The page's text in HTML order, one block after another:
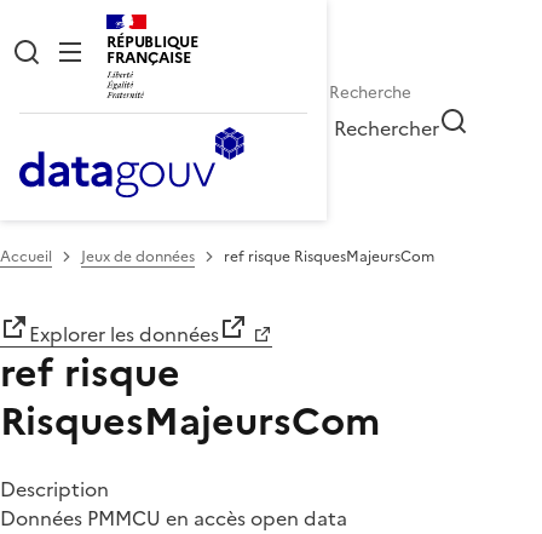
RÉPUBLIQUE
FRANÇAISE
Rechercher
Accueil Jeux de données ref risque RisquesMajeursCom
Explorer les données
ref risque
RisquesMajeursCom
Description
Données PMMCU en accès open data